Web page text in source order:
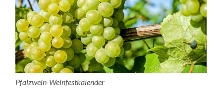
Pfalzwein-Weinfestkalender